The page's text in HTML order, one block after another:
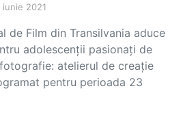
iunie 2021
de Film din Transilvania aduce
adolescenții pasionați de
atelierul de creație
pentru perioada 23